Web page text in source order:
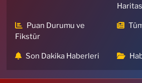
Puan Durumu ve
Fikstür
Son Dakika Haberleri